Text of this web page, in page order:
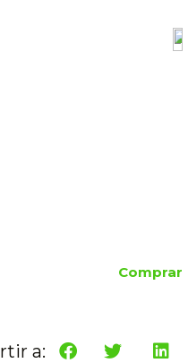
Comprar
a: